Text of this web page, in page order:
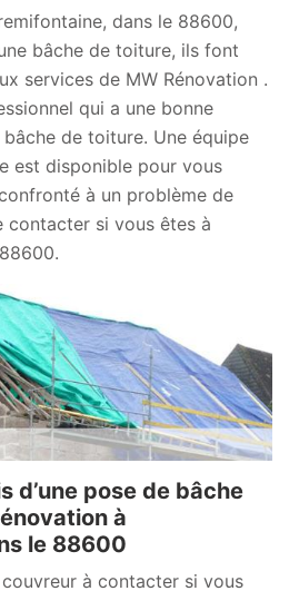
dans le 88600,
bâche de toiture, ils font
services de MW Rénovation .
qui a une bonne
de toiture. Une équipe
est disponible pour vous
à un problème de
contacter si vous êtes à
d’une pose de bâche
à
le 88600
à contacter si vous